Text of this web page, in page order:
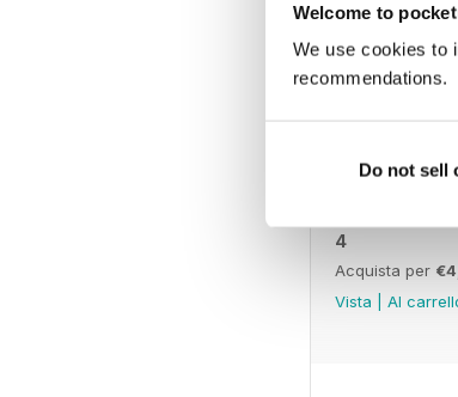
Welcome to
We use cookies to
recommendations.
Do not sell
4
Acquista per
Vista
Al